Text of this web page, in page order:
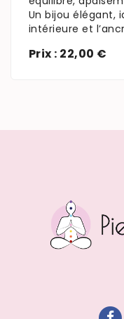
Un bijou élégant,
intérieure et
Prix : 22,00 €